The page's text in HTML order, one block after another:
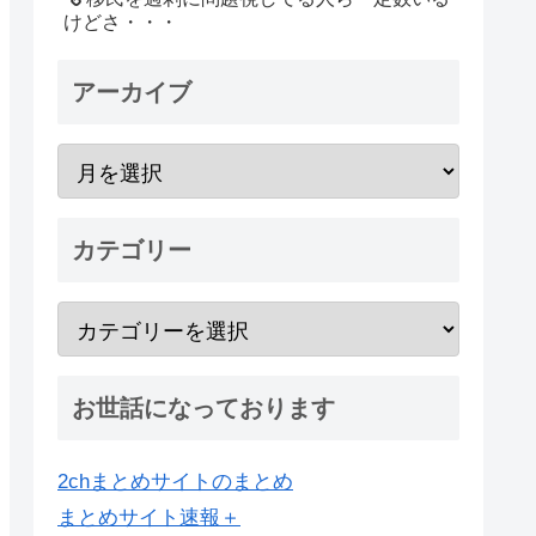
けどさ・・・
アーカイブ
カテゴリー
お世話になっております
2chまとめサイトのまとめ
まとめサイト速報＋